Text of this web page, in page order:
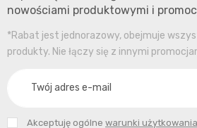
nowościami produktowymi i
*Rabat jest jednorazowy, obejmuje
produkty. Nie łączy się z innymi
Akceptuję ogólne warunki użytkowania